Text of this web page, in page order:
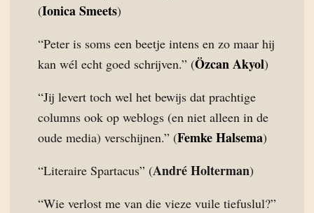
(Ionica Smeets)
“Peter is soms een beetje intens en zo maar hij
kan wél echt goed schrijven.” (Özcan Akyol)
“Jij levert toch wel het bewijs dat prachtige
columns ook op weblogs (en niet alleen in de
oude media) verschijnen.” (Femke Halsema)
“Literaire Spartacus” (André Holterman)
“Wie verlost me van die vieze vuile tiefuslul?”